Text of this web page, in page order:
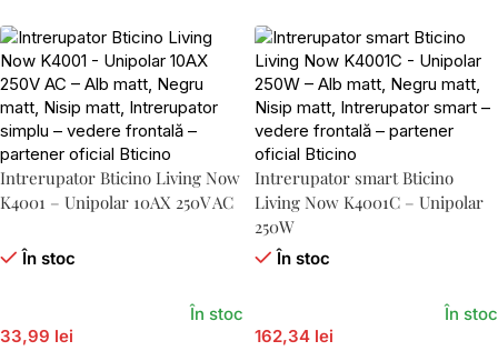
Intrerupator Bticino Living Now
K4001 – Unipolar 10AX 250V AC
În stoc
33,99 lei
În stoc
Intrerupator smart Bticino
Living Now K4001C – Unipolar
250W
În stoc
162,34 lei
În stoc